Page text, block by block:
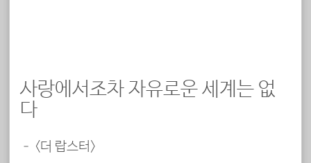
사랑에서조차 자유로운 세계는 없
다
– <더 랍스터>